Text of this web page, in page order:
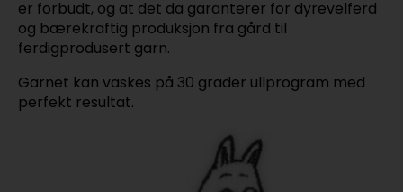
er forbudt, og at det da garanterer for dyrevelferd
og bærekraftig produksjon fra gård til
ferdigprodusert garn.
Garnet kan vaskes på 30 grader ullprogram med
perfekt resultat.